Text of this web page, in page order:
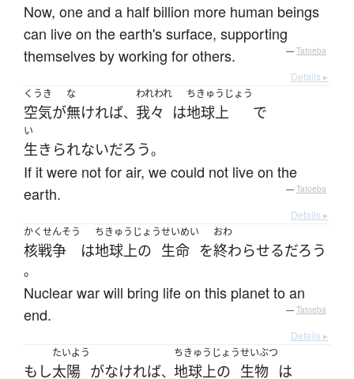
Now, one and a half billion more human beings
can live on the earth's surface, supporting
themselves by working for others.
— Tatoeba
Details ▸
くうき
空気が
な
無ければ、
われわれ
我々 は
ちきゅうじょう
地球上 で
い
生きられないだろう。
If it were not for air, we could not live on the
earth.
— Tatoeba
Details ▸
かくせんそう
核戦争 は
ちきゅうじょう
地球上の
せいめい
生命 を
おわ
終わらせるだろう
。
Nuclear war will bring life on this planet to an
end.
— Tatoeba
Details ▸
もし
たいよう
太陽 がなければ、
ちきゅうじょう
地球上の
せいぶつ
生物
は